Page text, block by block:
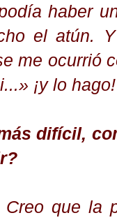
haber
el atún.
me ocurrió
» ¡y lo hago!
difícil,
Creo que la